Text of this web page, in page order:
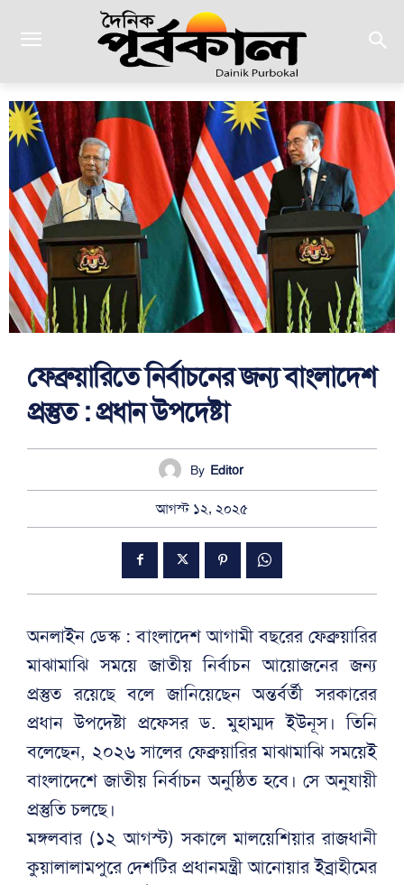
ফেব্রুয়ারিতে নির্বাচনের জন্য বাংলাদেশ
প্রস্তুত : প্রধান উপদেষ্টা
By Editor
আগস্ট ১২, ২০২৫
অনলাইন ডেস্ক : বাংলাদেশ আগামী বছরের ফেব্রুয়ারির
মাঝামাঝি সময়ে জাতীয় নির্বাচন আয়োজনের জন্য
প্রস্তুত রয়েছে বলে জানিয়েছেন অন্তর্বর্তী সরকারের
প্রধান উপদেষ্টা প্রফেসর ড. মুহাম্মদ ইউনূস। তিনি
বলেছেন, ২০২৬ সালের ফেব্রুয়ারির মাঝামাঝি সময়েই
বাংলাদেশে জাতীয় নির্বাচন অনুষ্ঠিত হবে। সে অনুযায়ী
প্রস্তুতি চলছে।
মঙ্গলবার (১২ আগস্ট) সকালে মালয়েশিয়ার রাজধানী
কুয়ালালামপুরে দেশটির প্রধানমন্ত্রী আনোয়ার ইব্রাহীমের